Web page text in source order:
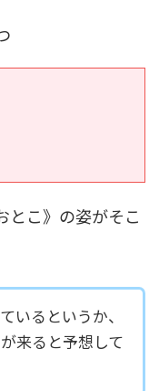
とこ》の姿がそこ
いるというか、
来ると予想して